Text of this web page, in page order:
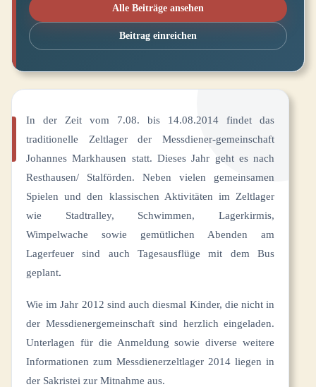
Alle Beiträge ansehen
Beitrag einreichen
In der Zeit vom 7.08. bis 14.08.2014 findet das
traditionelle Zeltlager der Messdiener-gemeinschaft
Johannes Markhausen statt. Dieses Jahr geht es nach
Resthausen/ Stalförden. Neben vielen gemeinsamen
Spielen und den klassischen Aktivitäten im Zeltlager
wie Stadtralley, Schwimmen, Lagerkirmis,
Wimpelwache sowie gemütlichen Abenden am
Lagerfeuer sind auch Tagesausflüge mit dem Bus
geplant.
Wie im Jahr 2012 sind auch diesmal Kinder, die nicht in
der Messdienergemeinschaft sind herzlich eingeladen.
Unterlagen für die Anmeldung sowie diverse weitere
Informationen zum Messdienerzeltlager 2014 liegen in
der Sakristei zur Mitnahme aus.